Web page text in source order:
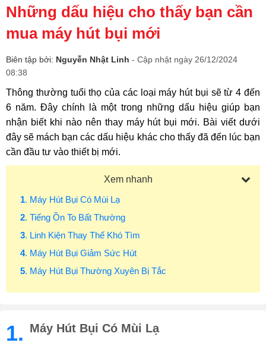
Những dấu hiệu cho thấy bạn cần
mua máy hút bụi mới
Biên tập bởi: Nguyễn Nhật Linh - Cập nhật ngày 26/12/2024
08:38
Thông thường tuổi thọ của các loại máy hút bụi sẽ từ 4 đến
6 năm. Đây chính là một trong những dấu hiệu giúp bạn
nhận biết khi nào nên thay máy hút bụi mới. Bài viết dưới
đây sẽ mách bạn các dấu hiệu khác cho thấy đã đến lúc bạn
cần đầu tư vào thiết bị mới.
Xem nhanh
1. Máy Hút Bụi Có Mùi Lạ
2. Tiếng Ồn To Bất Thường
3. Linh Kiện Thay Thế Khó Tìm
4. Máy Hút Bụi Giảm Sức Hút
5. Máy Hút Bụi Thường Xuyên Bị Tắc
1. Máy Hút Bụi Có Mùi Lạ